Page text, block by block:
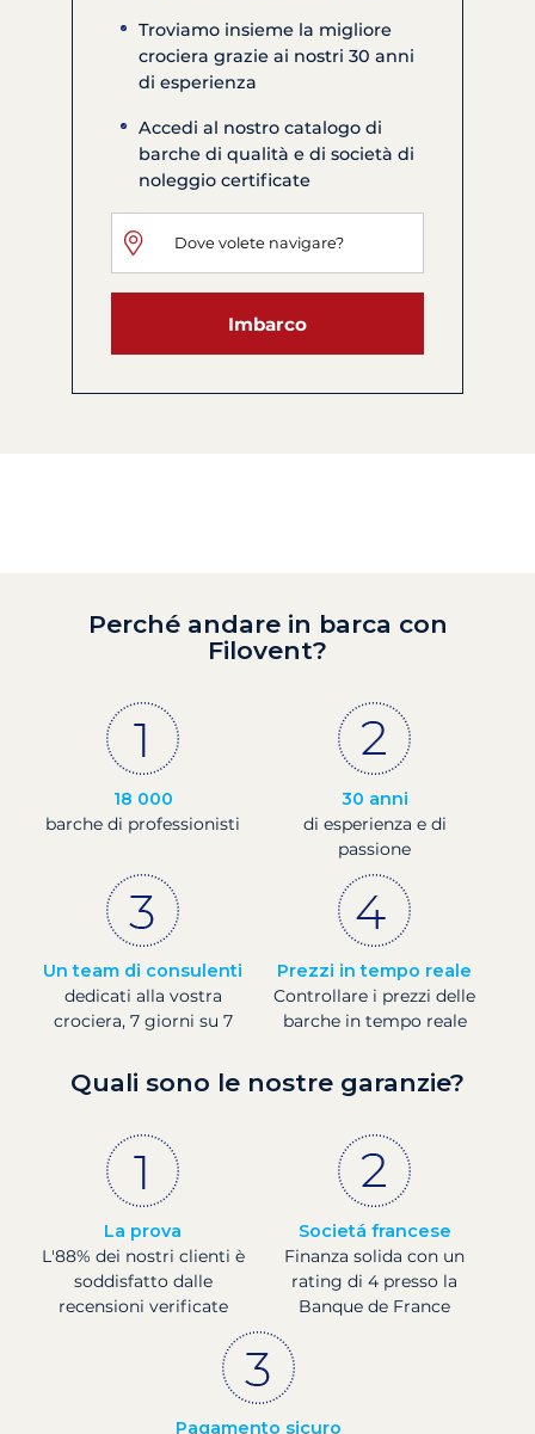
Troviamo insieme la migliore
crociera grazie ai nostri 30 anni
di esperienza
Accedi al nostro catalogo di
barche di qualità e di società di
noleggio certificate
Imbarco
Perché andare in barca con
Filovent?
18 000
barche di professionisti
30 anni
di esperienza e di
passione
Un team di consulenti
dedicati alla vostra
crociera, 7 giorni su 7
Prezzi in tempo reale
Controllare i prezzi delle
barche in tempo reale
Quali sono le nostre garanzie?
La prova
L'88% dei nostri clienti è
soddisfatto dalle
recensioni verificate
Societá francese
Finanza solida con un
rating di 4 presso la
Banque de France
Pagamento sicuro